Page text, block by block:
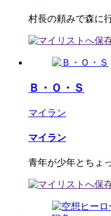
村長の頼みで森に
Ｂ・Ｏ・Ｓ
マイラン
マイラン
青年が少年とちょ